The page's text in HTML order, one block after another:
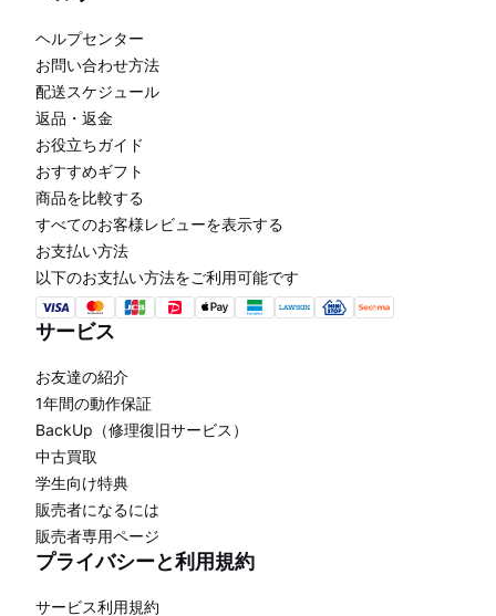
ヘルプセンター
お問い合わせ方法
配送スケジュール
返品・返金
お役立ちガイド
おすすめギフト
商品を比較する
すべてのお客様レビューを表示する
お支払い方法
以下のお支払い方法をご利用可能です
サービス
お友達の紹介
1年間の動作保証
BackUp（修理復旧サービス）
中古買取
学生向け特典
販売者になるには
販売者専用ページ
プライバシーと利用規約
サービス利用規約